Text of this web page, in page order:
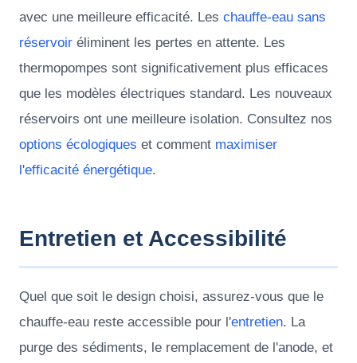
avec une meilleure efficacité. Les chauffe-eau sans
réservoir éliminent les pertes en attente. Les
thermopompes sont significativement plus efficaces
que les modèles électriques standard. Les nouveaux
réservoirs ont une meilleure isolation. Consultez nos
options écologiques et comment maximiser
l'efficacité énergétique.
Entretien et Accessibilité
Quel que soit le design choisi, assurez-vous que le
chauffe-eau reste accessible pour l'entretien. La
purge des sédiments, le remplacement de l'anode, et